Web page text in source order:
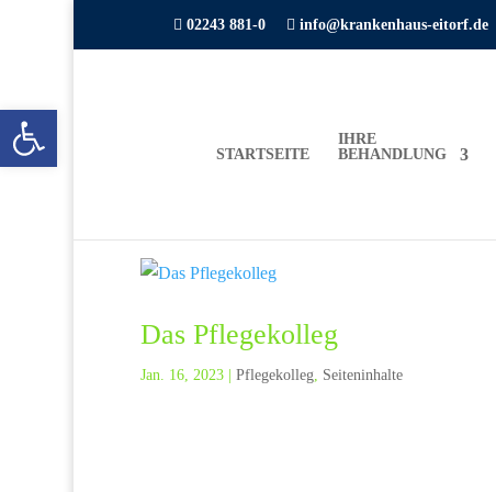
Open toolbar
 02243 881-0  info@krankenhaus-eitorf.de
STARTSEITE
IHRE
BEHANDLUNG
Das Pflegekolleg
Jan. 16, 2023| Pflegekolleg, Seiteninhalte